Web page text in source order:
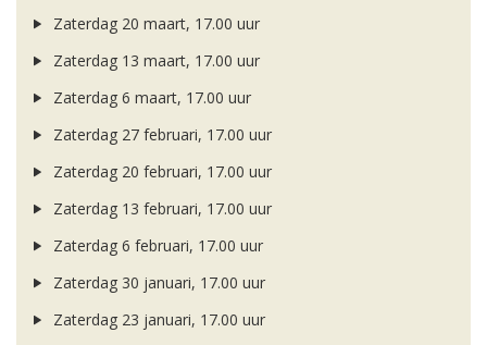
Zaterdag 20 maart, 17.00 uur
Zaterdag 13 maart, 17.00 uur
Zaterdag 6 maart, 17.00 uur
Zaterdag 27 februari, 17.00 uur
Zaterdag 20 februari, 17.00 uur
Zaterdag 13 februari, 17.00 uur
Zaterdag 6 februari, 17.00 uur
Zaterdag 30 januari, 17.00 uur
Zaterdag 23 januari, 17.00 uur